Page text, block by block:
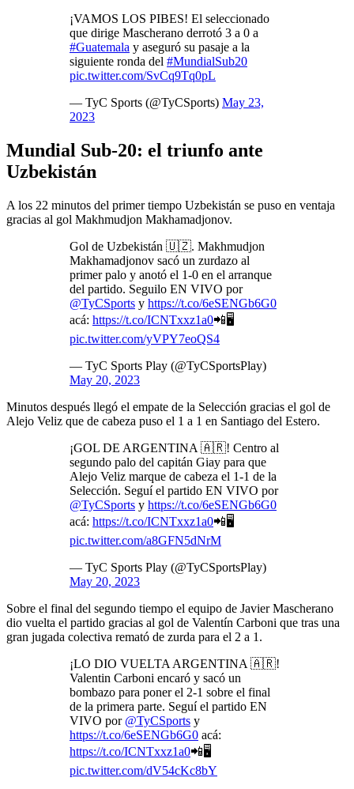
¡VAMOS LOS PIBES! El seleccionado
que dirige Mascherano derrotó 3 a 0 a
#Guatemala y aseguró su pasaje a la
siguiente ronda del #MundialSub20
pic.twitter.com/SvCq9Tq0pL
— TyC Sports (@TyCSports) May 23,
2023
Mundial Sub-20: el triunfo ante
Uzbekistán
A los 22 minutos del primer tiempo Uzbekistán se puso en ventaja
gracias al gol Makhmudjon Makhamadjonov.
Gol de Uzbekistán 🇺🇿. Makhmudjon
Makhamadjonov sacó un zurdazo al
primer palo y anotó el 1-0 en el arranque
del partido. Seguilo EN VIVO por
@TyCSports y https://t.co/6eSENGb6G0
acá: https://t.co/ICNTxxz1a0📲🖥️
pic.twitter.com/yVPY7eoQS4
— TyC Sports Play (@TyCSportsPlay)
May 20, 2023
Minutos después llegó el empate de la Selección gracias el gol de
Alejo Veliz que de cabeza puso el 1 a 1 en Santiago del Estero.
¡GOL DE ARGENTINA 🇦🇷! Centro al
segundo palo del capitán Giay para que
Alejo Veliz marque de cabeza el 1-1 de la
Selección. Seguí el partido EN VIVO por
@TyCSports y https://t.co/6eSENGb6G0
acá: https://t.co/ICNTxxz1a0📲🖥️
pic.twitter.com/a8GFN5dNrM
— TyC Sports Play (@TyCSportsPlay)
May 20, 2023
Sobre el final del segundo tiempo el equipo de Javier Mascherano
dio vuelta el partido gracias al gol de Valentín Carboni que tras una
gran jugada colectiva remató de zurda para el 2 a 1.
¡LO DIO VUELTA ARGENTINA 🇦🇷!
Valentin Carboni encaró y sacó un
bombazo para poner el 2-1 sobre el final
de la primera parte. Seguí el partido EN
VIVO por @TyCSports y
https://t.co/6eSENGb6G0 acá:
https://t.co/ICNTxxz1a0📲🖥️
pic.twitter.com/dV54cKc8bY